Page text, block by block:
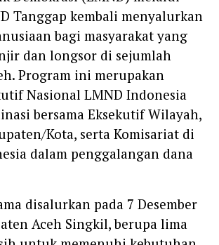
Tanggap kembali menyalurkan
bagi masyarakat yang
dan longsor di sejumlah
Program ini merupakan
Nasional LMND Indonesia
bersama Eksekutif Wilayah,
Kota, serta Komisariat di
dalam penggalangan dana
disalurkan pada 7 Desember
Aceh Singkil, berupa lima